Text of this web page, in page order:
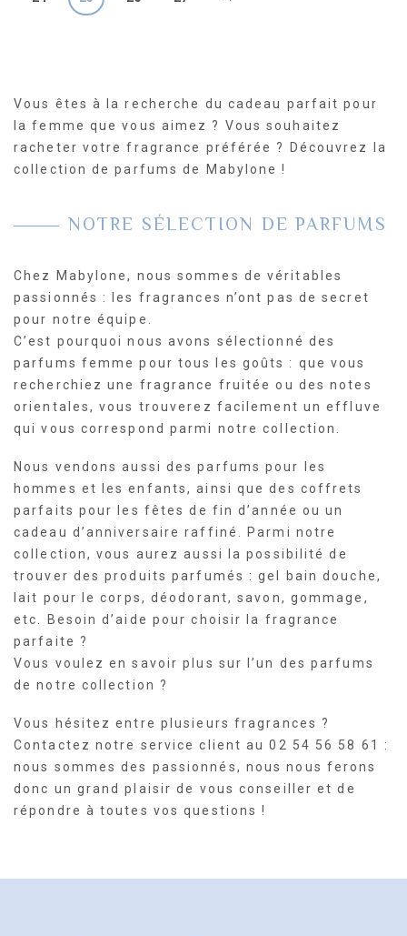
Vous êtes à la recherche du cadeau parfait pour
la femme que vous aimez ? Vous souhaitez
racheter votre fragrance préférée ? Découvrez la
collection de parfums de Mabylone !
NOTRE SÉLECTION DE PARFUMS
Chez Mabylone, nous sommes de véritables
passionnés : les fragrances n’ont pas de secret
pour notre équipe.
C’est pourquoi nous avons sélectionné des
parfums femme pour tous les goûts : que vous
recherchiez une fragrance fruitée ou des notes
orientales, vous trouverez facilement un effluve
qui vous correspond parmi notre collection.
Nous vendons aussi des parfums pour les
hommes et les enfants, ainsi que des coffrets
parfaits pour les fêtes de fin d’année ou un
cadeau d’anniversaire raffiné. Parmi notre
collection, vous aurez aussi la possibilité de
trouver des produits parfumés : gel bain douche,
lait pour le corps, déodorant, savon, gommage,
etc. Besoin d’aide pour choisir la fragrance
parfaite ?
Vous voulez en savoir plus sur l’un des parfums
de notre collection ?
Vous hésitez entre plusieurs fragrances ?
Contactez notre service client au 02 54 56 58 61 :
nous sommes des passionnés, nous nous ferons
donc un grand plaisir de vous conseiller et de
répondre à toutes vos questions !